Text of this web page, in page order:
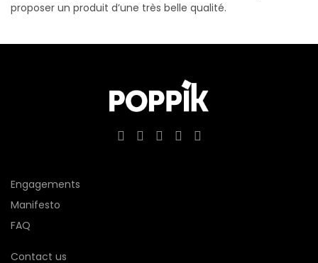
proposer un produit d’une très belle qualité.
Engagements
Manifesto
FAQ
Contact us